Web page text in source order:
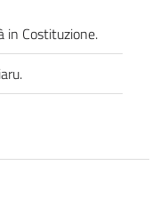
in Costituzione.